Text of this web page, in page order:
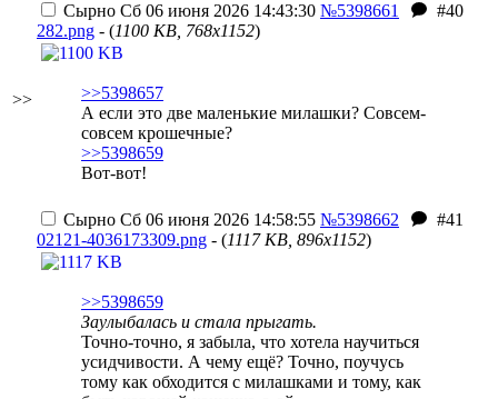
>>
Сырно Сб 06 июня 2026 14:43:30 №5398661
#40
282.png - (1100 KB, 768x1152)
>>5398657
А если это две маленькие милашки? Совсем-
совсем крошечные?
>>5398659
Вот-вот!
Сырно Сб 06 июня 2026 14:58:55 №5398662
#41
02121-4036173309.png - (1117 KB, 896x1152)
>>5398659
Заулыбалась и стала прыгать.
Точно-точно, я забыла, что хотела научиться
усидчивости. А чему ещё? Точно, поучусь
тому как обходится с милашками и тому, как